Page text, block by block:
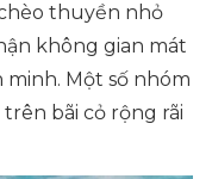
thuyền nhỏ
không gian mát
Một số nhóm
bãi cỏ rộng rãi